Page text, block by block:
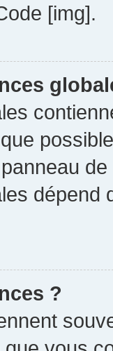
[img].
dépend
?